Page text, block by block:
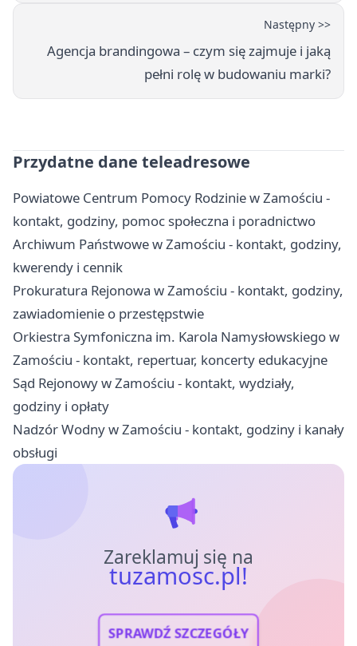
Następny >>
Agencja brandingowa – czym się zajmuje i jaką
pełni rolę w budowaniu marki?
Przydatne dane teleadresowe
Powiatowe Centrum Pomocy Rodzinie w Zamościu -
kontakt, godziny, pomoc społeczna i poradnictwo
Archiwum Państwowe w Zamościu - kontakt, godziny,
kwerendy i cennik
Prokuratura Rejonowa w Zamościu - kontakt, godziny,
zawiadomienie o przestępstwie
Orkiestra Symfoniczna im. Karola Namysłowskiego w
Zamościu - kontakt, repertuar, koncerty edukacyjne
Sąd Rejonowy w Zamościu - kontakt, wydziały,
godziny i opłaty
Nadzór Wodny w Zamościu - kontakt, godziny i kanały
obsługi
Zareklamuj się na
tuzamosc.pl!
SPRAWDŹ SZCZEGÓŁY